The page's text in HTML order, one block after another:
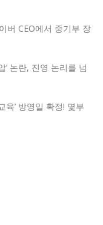
버 CEO에서 중기부 장
’ 논란, 진영 논리를 넘
육’ 방영일 확정! 몇부